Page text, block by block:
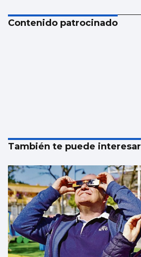
Contenido patrocinado
También te puede interesar